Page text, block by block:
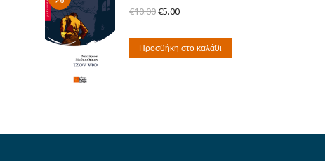
€10.00Original
was:
€5.00Η
τιμή
Προσθήκη στο καλάθι